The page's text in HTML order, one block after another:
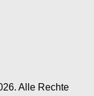
Alle Rechte